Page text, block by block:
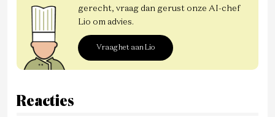
gerecht, vraag dan gerust onze AI-chef
Lio om advies.
Vraag het aan Lio
Reacties